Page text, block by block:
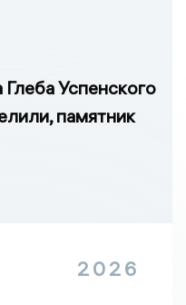
Успенского
памятник
2026